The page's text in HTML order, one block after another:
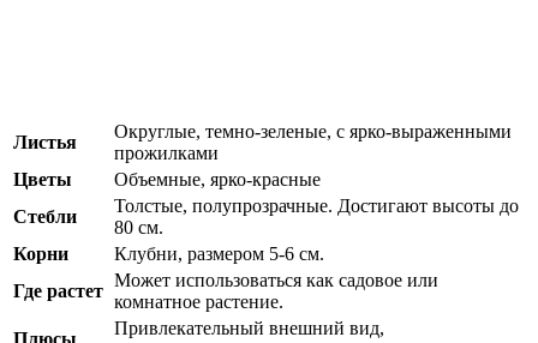
Листья
Округлые, темно-зеленые, с ярко-выраженными
прожилками
Цветы
Объемные, ярко-красные
Стебли
Толстые, полупрозрачные. Достигают высоты до
80 см.
Корни
Клубни, размером 5-6 см.
Где растет
Может использоваться как садовое или
комнатное растение.
Привлекательный внешний вид,